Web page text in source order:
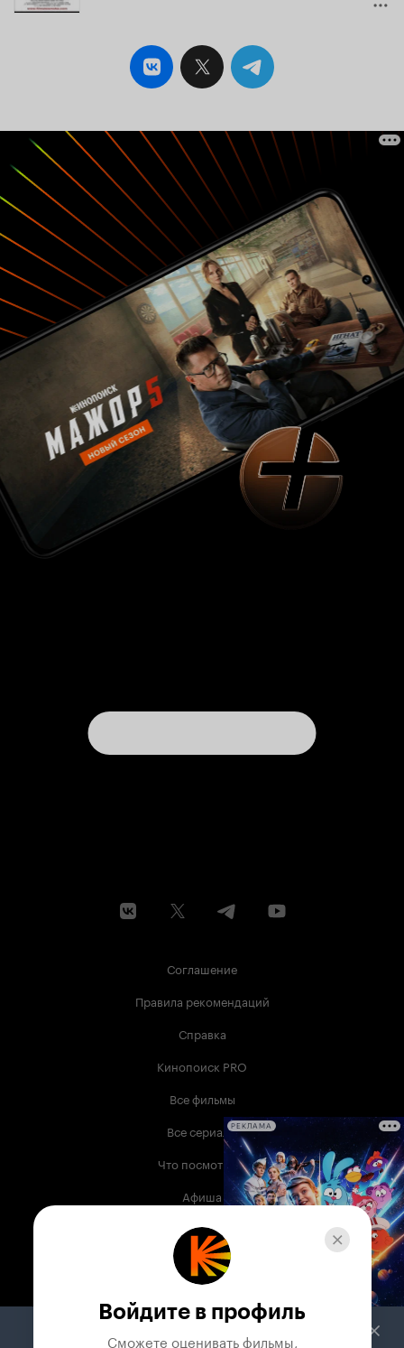
Соглашение
Правила рекомендаций
Справка
Кинопоиск PRO
Все фильмы
Все сериалы
Что посмотреть
Афиша
Музыка
Телепрограмма
Служба поддержки
РЕКЛАМА
Войдите в профиль
Сможете оценивать фильмы,